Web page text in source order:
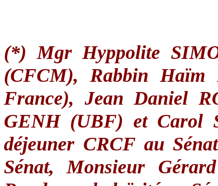
(*)Mgr Hyppolite
(CFCM), Rabbin Haïm
France), Jean Daniel
GENH(UBF) et Carol
déjeuner CRCFauSénat
Sénat, Monsieur Gérard